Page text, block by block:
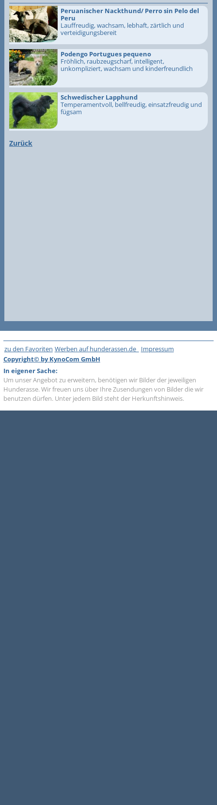
Peruanischer Nackthund/ Perro sin Pelo del
Peru
Lauffreudig, wachsam, lebhaft, zärtlich und
verteidigungsbereit
Podengo Portugues pequeno
Fröhlich, raubzeugscharf, intelligent,
unkompliziert, wachsam und kinderfreundlich
Schwedischer Lapphund
Temperamentvoll, bellfreudig, einsatzfreudig und
fügsam
Zurück
zu den Favoriten Werben auf hunderassen.de
Impressum
Copyright© by KynoCom GmbH
In eigener Sache:
Um unser Angebot zu erweitern, benötigen wir Bilder der jeweiligen
Hunderasse. Wir freuen uns über Ihre Zusendungen von Bilder die wir
benutzen dürfen. Unter jedem Bild steht der Herkunftshinweis.